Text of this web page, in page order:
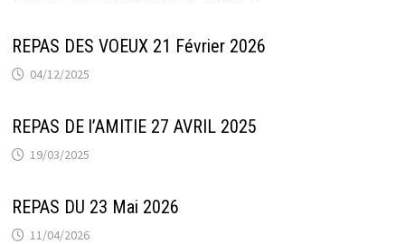
REPAS DES VOEUX 21 Février 2026
04/12/2025
REPAS DE l’AMITIE 27 AVRIL 2025
19/03/2025
REPAS DU 23 Mai 2026
11/04/2026